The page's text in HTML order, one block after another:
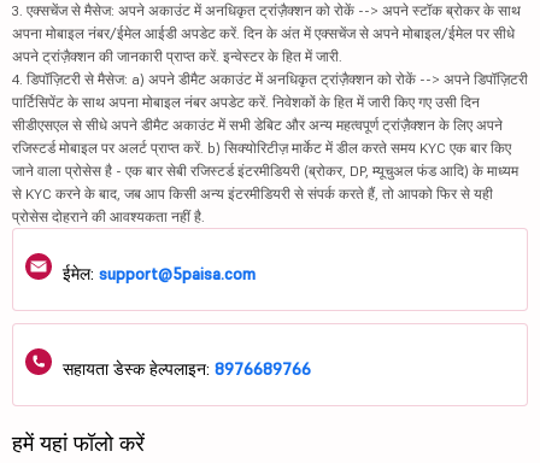
3. एक्सचेंज से मैसेज: अपने अकाउंट में अनधिकृत ट्रांज़ैक्शन को रोकें --> अपने स्टॉक ब्रोकर के साथ
अपना मोबाइल नंबर/ईमेल आईडी अपडेट करें. दिन के अंत में एक्सचेंज से अपने मोबाइल/ईमेल पर सीधे
अपने ट्रांज़ैक्शन की जानकारी प्राप्त करें. इन्वेस्टर के हित में जारी.
4. डिपॉज़िटरी से मैसेज: a) अपने डीमैट अकाउंट में अनधिकृत ट्रांज़ैक्शन को रोकें --> अपने डिपॉज़िटरी
पार्टिसिपेंट के साथ अपना मोबाइल नंबर अपडेट करें. निवेशकों के हित में जारी किए गए उसी दिन
सीडीएसएल से सीधे अपने डीमैट अकाउंट में सभी डेबिट और अन्य महत्वपूर्ण ट्रांज़ैक्शन के लिए अपने
रजिस्टर्ड मोबाइल पर अलर्ट प्राप्त करें. b) सिक्योरिटीज़ मार्केट में डील करते समय KYC एक बार किए
जाने वाला प्रोसेस है - एक बार सेबी रजिस्टर्ड इंटरमीडियरी (ब्रोकर, DP, म्यूचुअल फंड आदि) के माध्यम
से KYC करने के बाद, जब आप किसी अन्य इंटरमीडियरी से संपर्क करते हैं, तो आपको फिर से यही
प्रोसेस दोहराने की आवश्यकता नहीं है.
ईमेल: support@5paisa.com
सहायता डेस्क हेल्पलाइन: 8976689766
हमें यहां फॉलो करें